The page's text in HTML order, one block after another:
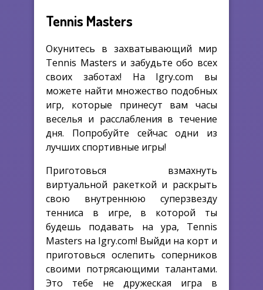
Tennis Masters
Окунитесь в захватывающий мир
Tennis Masters и забудьте обо всех
своих заботах! На Igry.com вы
можете найти множество подобных
игр, которые принесут вам часы
веселья и расслабления в течение
дня. Попробуйте сейчас одни из
лучших спортивные игры!
Приготовься взмахнуть
виртуальной ракеткой и раскрыть
свою внутреннюю суперзвезду
тенниса в игре, в которой ты
будешь подавать на ура, Tennis
Masters на Igry.com! Выйди на корт и
приготовься ослепить соперников
своими потрясающими талантами.
Это тебе не дружеская игра в